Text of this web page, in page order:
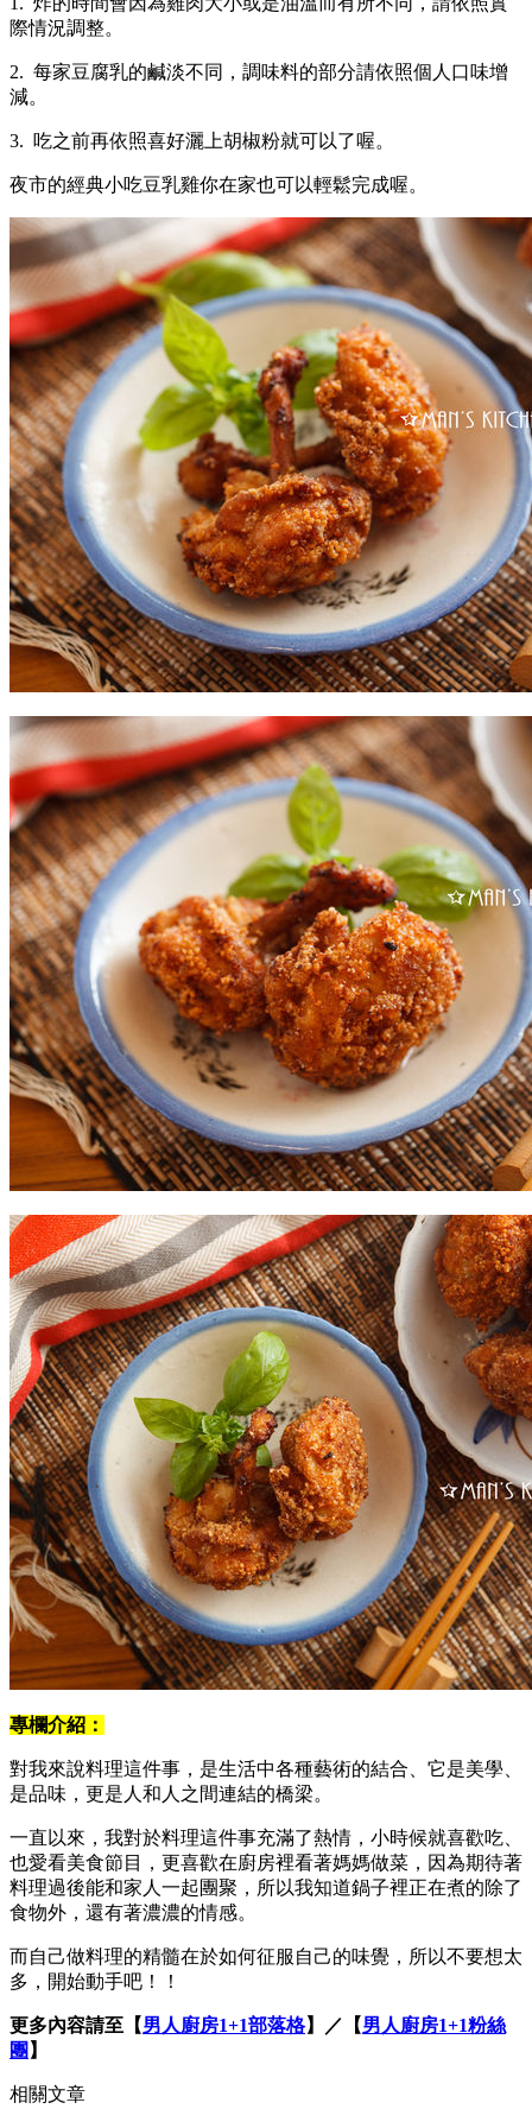
際情況調整。
2. 每家豆腐乳的鹹淡不同，調味料的部分請依照個人口味增
減。
3. 吃之前再依照喜好灑上胡椒粉就可以了喔。
夜市的經典小吃豆乳雞你在家也可以輕鬆完成喔。
專欄介紹：
對我來說料理這件事，是生活中各種藝術的結合、它是美學、
是品味，更是人和人之間連結的橋梁。
一直以來，我對於料理這件事充滿了熱情，小時候就喜歡吃、
也愛看美食節目，更喜歡在廚房裡看著媽媽做菜，因為期待著
料理過後能和家人一起團聚，所以我知道鍋子裡正在煮的除了
食物外，還有著濃濃的情感。
而自己做料理的精髓在於如何征服自己的味覺，所以不要想太
多，開始動手吧！！
更多內容請至【男人廚房1+1部落格】／【男人廚房1+1粉絲
團 】
相關文章